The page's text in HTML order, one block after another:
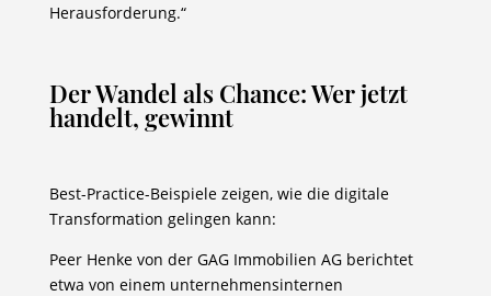
Herausforderung.“
Der Wandel als Chance: Wer jetzt
handelt, gewinnt
Best-Practice-Beispiele zeigen, wie die digitale
Transformation gelingen kann:
Peer Henke von der GAG Immobilien AG berichtet
etwa von einem unternehmensinternen